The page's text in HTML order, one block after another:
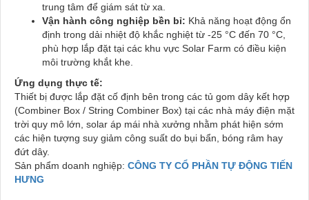
trung tâm để giám sát từ xa.
Vận hành công nghiệp bền bỉ: Khả năng hoạt động ổn
định trong dải nhiệt độ khắc nghiệt từ -25 °C đến 70 °C,
phù hợp lắp đặt tại các khu vực Solar Farm có điều kiện
môi trường khắt khe.
Ứng dụng thực tế:
Thiết bị được lắp đặt cố định bên trong các tủ gom dây kết hợp
(Combiner Box / String Combiner Box) tại các nhà máy điện mặt
trời quy mô lớn, solar áp mái nhà xưởng nhằm phát hiện sớm
các hiện tượng suy giảm công suất do bụi bẩn, bóng râm hay
đứt dây.
Sản phẩm doanh nghiệp: CÔNG TY CỔ PHẦN TỰ ĐỘNG TIẾN
HƯNG